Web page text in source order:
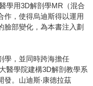
學用3D解剖學MR（混合
作，使得烏迪斯得以運用
臉部變化，為本書注入劃
學，並同時跨海擔任
醫學院建構3D解剖教學系
。 山迪斯‧康德拉茲